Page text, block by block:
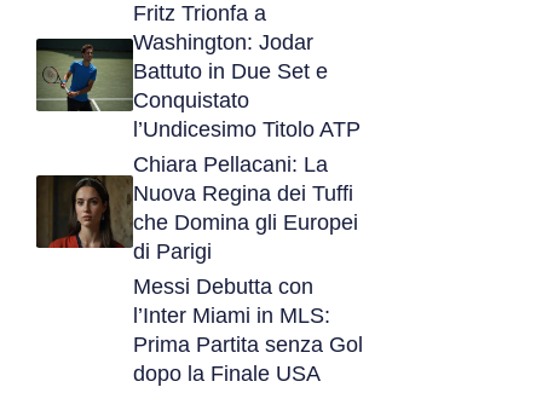
Fritz Trionfa a
Washington: Jodar
Battuto in Due Set e
Conquistato
l’Undicesimo Titolo ATP
Chiara Pellacani: La
Nuova Regina dei Tuffi
che Domina gli Europei
di Parigi
Messi Debutta con
l’Inter Miami in MLS:
Prima Partita senza Gol
dopo la Finale USA